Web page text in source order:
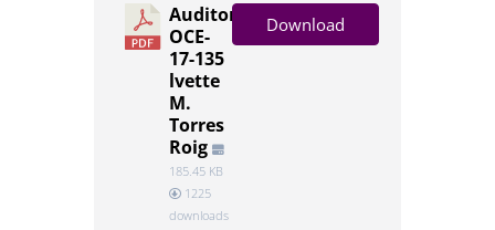
Auditoría
OCE-
17-135
lvette
M.
Torres
Roig
185.45 KB
1225
downloads
Download